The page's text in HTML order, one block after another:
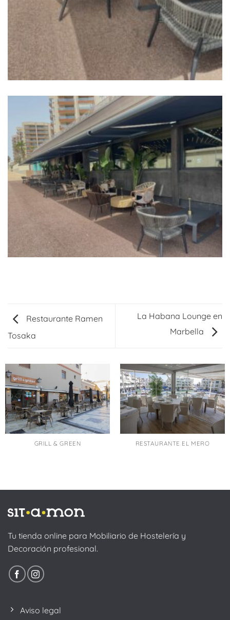
Restaurante Ramen
Tosaka
La Habana Lounge en
Marbella
GRILL & GREEN RESTAURANTE EL MERO
Tu tienda online para Mobiliario de Hostelería y
Decoración profesional.
Aviso legal